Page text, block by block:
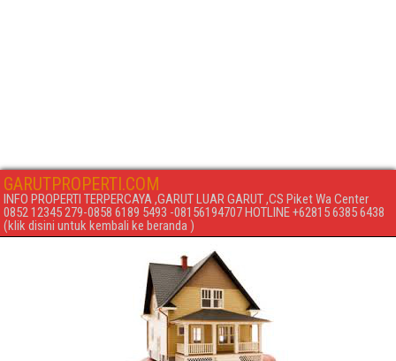
GARUTPROPERTI.COM
INFO PROPERTI TERPERCAYA ,GARUT LUAR GARUT ,CS Piket Wa Center
0852 12345 279-0858 6189 5493 -08156194707 HOTLINE +62815 6385 6438
(klik disini untuk kembali ke beranda )